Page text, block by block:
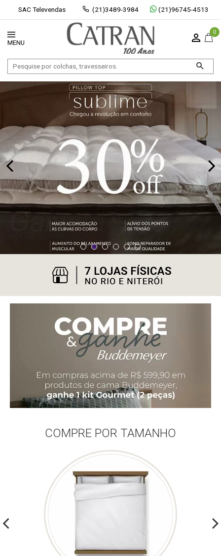
SAC Televendas (21)3489-3984 (21)96745-4513
0
Exibir todos Fechar [×]
COMPRE POR TAMANHO